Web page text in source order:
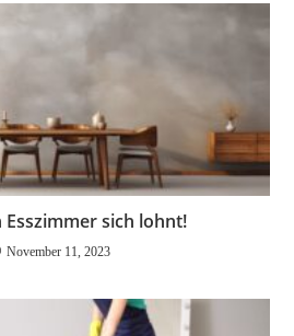
Esszimmer sich lohnt!
November 11, 2023